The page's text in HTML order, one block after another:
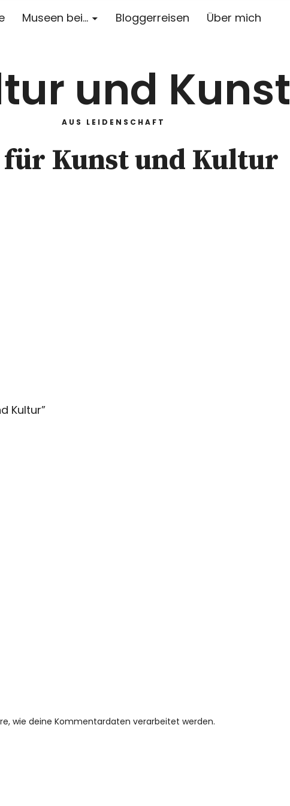
Museen bei… Bloggerreisen Über mich
und Kunst
AUS LEIDENSCHAFT
für Kunst und Kultur
Kultur”
wie deine Kommentardaten verarbeitet werden.